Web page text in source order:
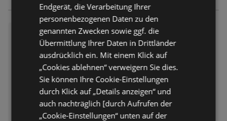
Travel Free: Aktionsangebote
Prospekt nicht mehr gültig
Abgelaufen am: 11.06.2026
Endgerät, die Verarbeitung Ihrer
personenbezogenen Daten zu den
genannten Zwecken sowie ggf. die
Übermittlung Ihrer Daten in Drittländer
ausdrücklich ein. Mit einem Klick auf
„Cookies ablehnen“ verweigern Sie dies.
Sie können Ihre Cookie-Einstellungen
durch Klick auf „Details anzeigen“ und
auch nachträglich [durch Aufrufen der
„Cookie-Einstellungen“ unten auf der